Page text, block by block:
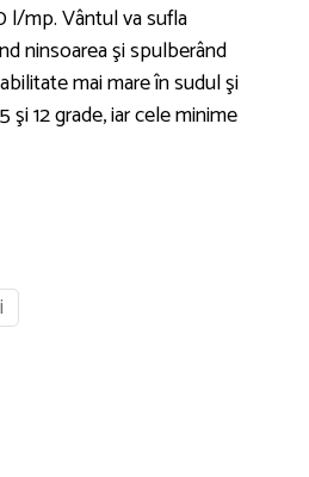
l/mp. Vântul va sufla
ninsoarea şi spulberând
mai mare în sudul şi
12 grade, iar cele minime